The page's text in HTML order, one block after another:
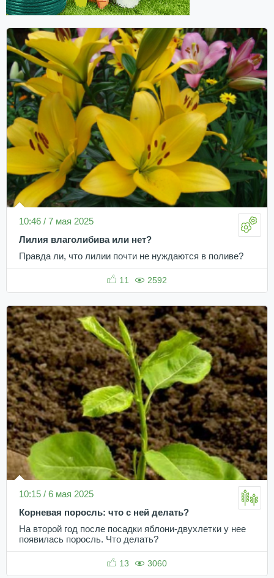
10:46 / 7 мая 2025
Лилия влаголибива или нет?
Правда ли, что лилии почти не нуждаются в поливе?
11 2592
10:15 / 6 мая 2025
Корневая поросль: что с ней делать?
На второй год после посадки яблони-двухлетки у нее
появилась поросль. Что делать?
13 3060